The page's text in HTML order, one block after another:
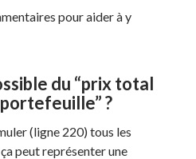
pour aider à y
du “prix total
?
(ligne 220) tous les
peut représenter une